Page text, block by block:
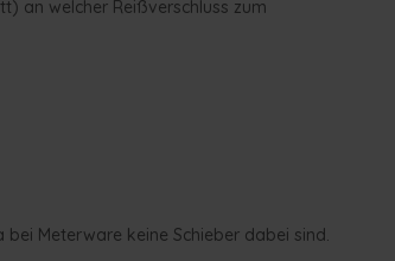
an welcher Reißverschluss zum
Meterware keine Schieber dabei sind.